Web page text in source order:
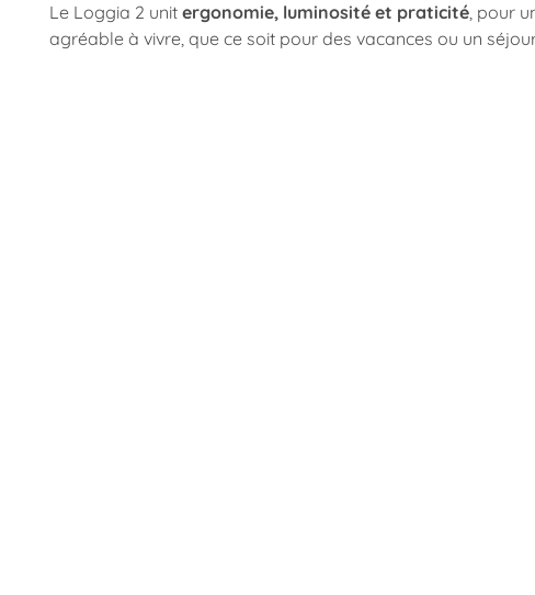
Le Loggia 2 unit ergonomie, luminosité et praticité, pour
agréable à vivre, que ce soit pour des vacances ou un